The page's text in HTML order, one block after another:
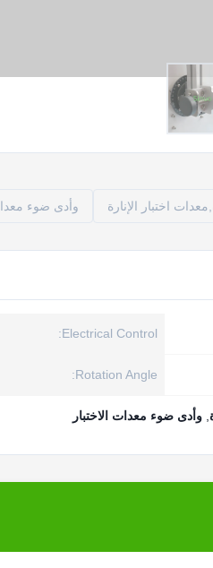
اختبار الإنارة وأدى ضوء
Electrical Control:
Rotation Angle:
وأدى ضوء معدات الاختبار